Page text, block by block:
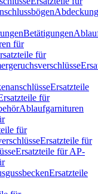
Betätigungen
für
für
Ersatzteile
für
Ablaufgarnituren
für
Ersatzteile für
Ersatzteile für AP-
Ersatzteile